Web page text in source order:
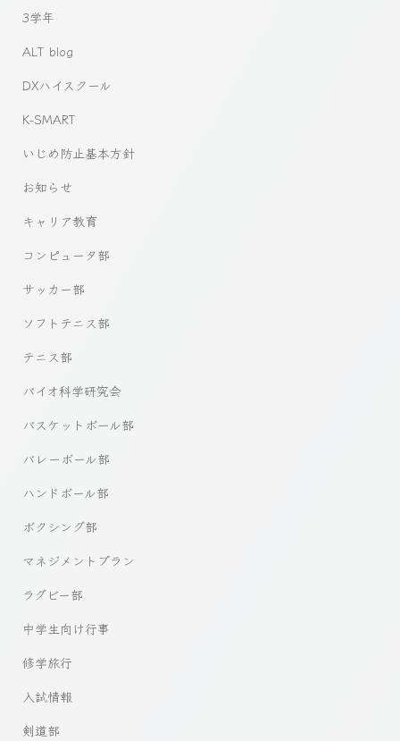
3学年
ALT blog
DXハイスクール
K-SMART
いじめ防止基本方針
お知らせ
キャリア教育
コンピュータ部
サッカー部
ソフトテニス部
テニス部
バイオ科学研究会
バスケットボール部
バレーボール部
ハンドボール部
ボクシング部
マネジメントプラン
ラグビー部
中学生向け行事
修学旅行
入試情報
剣道部